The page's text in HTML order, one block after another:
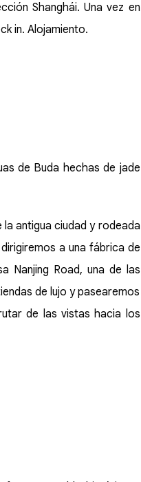
Shanghái. Una vez en
in. Alojamiento.
de Buda hechas de jade
antigua ciudad y rodeada
a una fábrica de
Nanjing Road, una de las
de lujo y pasearemos
de las vistas hacia los